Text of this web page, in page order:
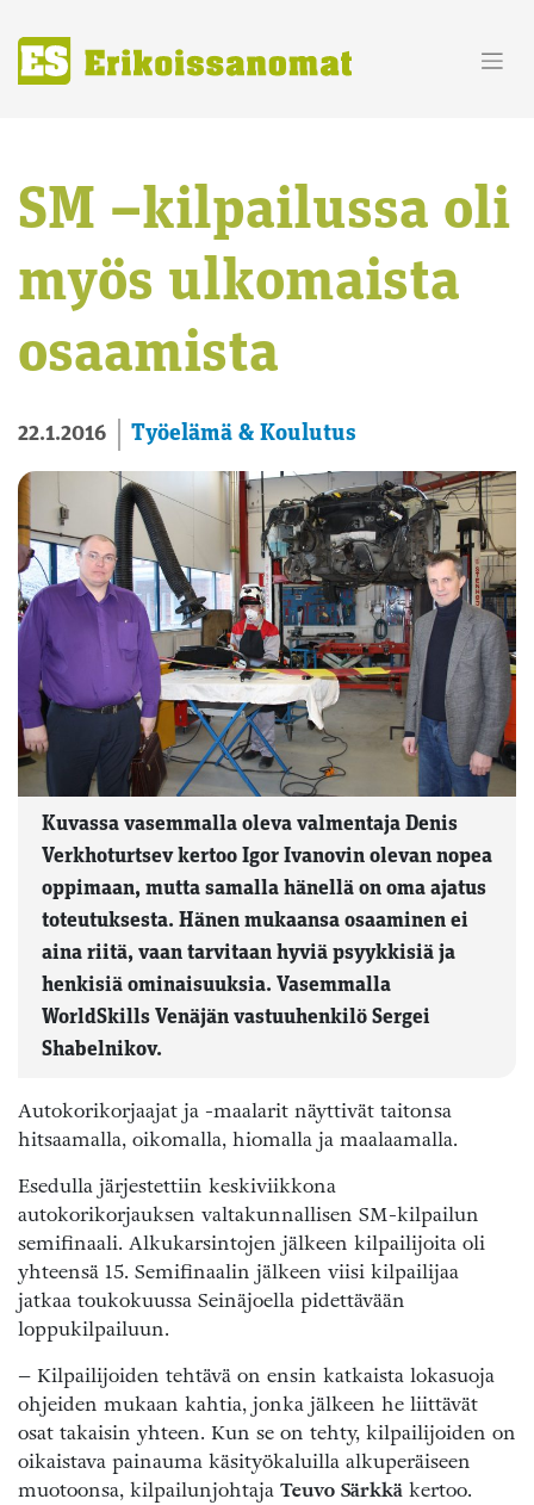
content
SM –kilpailussa oli
myös ulkomaista
osaamista
22.1.2016 Työelämä & Koulutus
Kuvassa vasemmalla oleva valmentaja Denis
Verkhoturtsev kertoo Igor Ivanovin olevan nopea
oppimaan, mutta samalla hänellä on oma ajatus
toteutuksesta. Hänen mukaansa osaaminen ei
aina riitä, vaan tarvitaan hyviä psyykkisiä ja
henkisiä ominaisuuksia. Vasemmalla
WorldSkills Venäjän vastuuhenkilö Sergei
Shabelnikov.
Autokorikorjaajat ja -maalarit näyttivät taitonsa
hitsaamalla, oikomalla, hiomalla ja maalaamalla.
Esedulla järjestettiin keskiviikkona
autokorikorjauksen valtakunnallisen SM-kilpailun
semifinaali. Alkukarsintojen jälkeen kilpailijoita oli
yhteensä 15. Semifinaalin jälkeen viisi kilpailijaa
jatkaa toukokuussa Seinäjoella pidettävään
loppukilpailuun.
– Kilpailijoiden tehtävä on ensin katkaista lokasuoja
ohjeiden mukaan kahtia, jonka jälkeen he liittävät
osat takaisin yhteen. Kun se on tehty, kilpailijoiden on
oikaistava painauma käsityökaluilla alkuperäiseen
muotoonsa, kilpailunjohtaja Teuvo Särkkä kertoo.